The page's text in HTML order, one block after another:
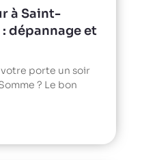
à Saint-
dépannage et
porte un soir
? Le bon